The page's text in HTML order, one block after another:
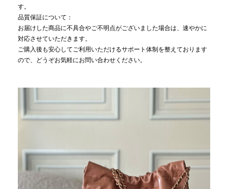
す。
品質保証について：
お届けした商品に不具合やご不明点がございました場合は、速やかに
対応させていただきます。
ご購入後も安心してご利用いただけるサポート体制を整えております
ので、どうぞお気軽にお問い合わせください。